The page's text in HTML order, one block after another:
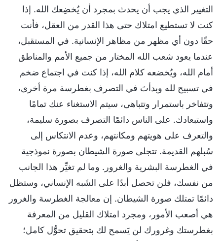
التغيير الذي يجب أن يحدث بمجرد أن يُخضِعك الله. إذا
كنت لا تستطيع امتلاك حتى هذا القدر من العقل، فأنت
حقًا دون أي مظهر من مظاهر الإنسانية. في المستقبل،
عندما يعود شعب الله المختار من جميع الأمم والمناطق
أمام الله، ويُخضعه كلام الله، إذا كنت في اجتماع ضخم
في تسبيح لله وبدأتَ في التصرف بغطرسة مرة أخرى،
وتتفاخر باستمرار وتتباهى، سيتم الاستغناء عنك تمامًا
واستبعادك. على الناس دائمًا التصرف بصورة سليمة،
والتعرف على هويتهم ومكانتهم، وعدم الانتكاس إلى
سُبلهم القديمة. تتجلى صورة الشيطان بصورة نموذجية
في الغطرسة البشرية والغرور. وما لم تغيِّر هذا الجانب
من نفسك، فلن تحصل أبدًا على الشَبه الإنساني، وستظل
دائمًا تمتلك صورة الشيطان. إن معالجة الغطرسة والغرور
هي أصعب الأمور، ومجرد امتلاك القليل من المعرفة
بغطرستك وغرورك لن يَسمح لك بتحقيق تحوُّل كامل؛